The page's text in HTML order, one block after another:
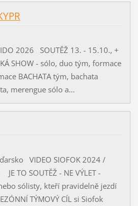
IDO 2026 SOUTĚŽ 13. - 15.10., +
SHOW - sólo, duo tým, formace
BACHATA tým, bachata
merengue sólo a...
VIDEO SIOFOK 2024 /
TO SOUTĚŽ - NE VÝLET -
nebo sólisty, kteří pravidelně jezdí
TÝMOVÝ CÍL si Siofok